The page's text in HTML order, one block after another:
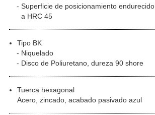
Superficie de posicionamiento endurecido
a HRC 45
Tipo BK
Niquelado
Disco de Poliuretano, dureza 90 shore
Tuerca hexagonal
Acero, zincado, acabado pasivado azul